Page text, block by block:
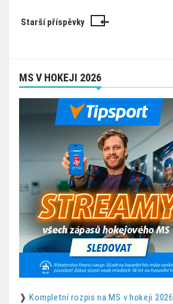
Navigace
Starší příspěvky
MS V HOKEJI 2026
❱Kompletní rozpis na MS v hokeji 2026